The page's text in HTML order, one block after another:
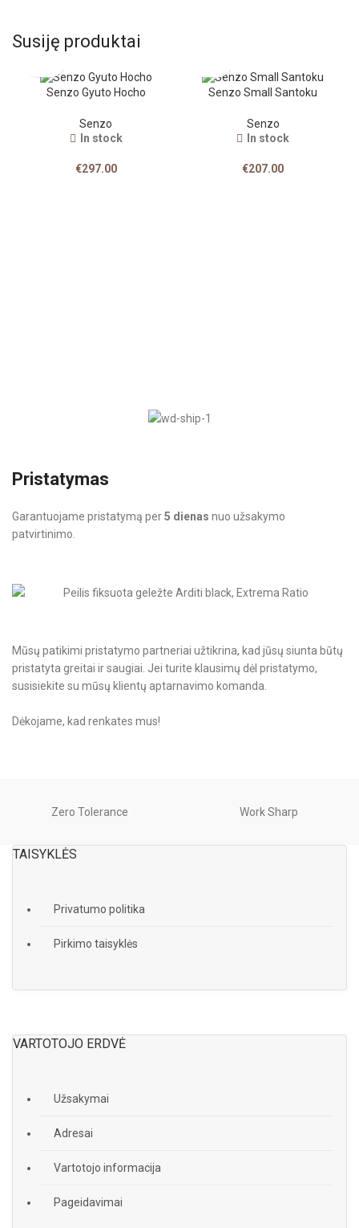
Susiję produktai
Senzo Gyuto Hocho
Senzo
In stock
€297.00
Senzo Small Santoku
Senzo
In stock
€207.00
Pristatymas
Garantuojame pristatymą per5 dienas nuo užsakymo
patvirtinimo.
Mūsų patikimi pristatymo partneriai užtikrina, kad jūsų siunta būtų
pristatyta greitai ir saugiai. Jei turite klausimų dėl pristatymo,
susisiekite su mūsų klientų aptarnavimo komanda.
Dėkojame, kad renkates mus!
Zero Tolerance Work Sharp
TAISYKLĖS
Privatumo politika
Pirkimo taisyklės
VARTOTOJO ERDVĖ
Užsakymai
Adresai
Vartotojo informacija
Pageidavimai